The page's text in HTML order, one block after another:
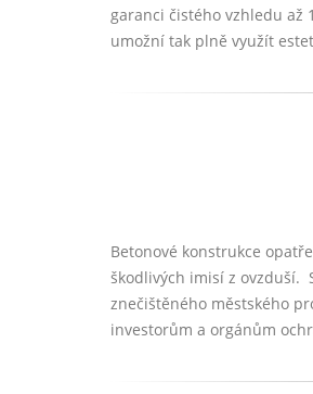
garanci čistého vzhledu až
umožní tak plně využít
Betonové konstrukce
škodlivých imisí z ovzduší.
znečištěného městského
investorům a orgánům